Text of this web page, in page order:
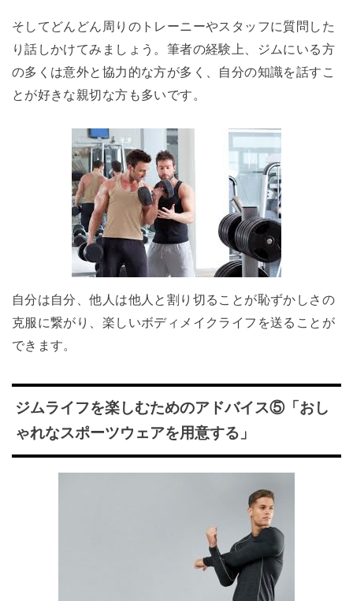
そしてどんどん周りのトレーニーやスタッフに質問した
り話しかけてみましょう。筆者の経験上、ジムにいる方
の多くは意外と協力的な方が多く、自分の知識を話すこ
とが好きな親切な方も多いです。
自分は自分、他人は他人と割り切ることが恥ずかしさの
克服に繋がり、楽しいボディメイクライフを送ることが
できます。
ジムライフを楽しむためのアドバイス⑤「おし
ゃれなスポーツウェアを用意する」